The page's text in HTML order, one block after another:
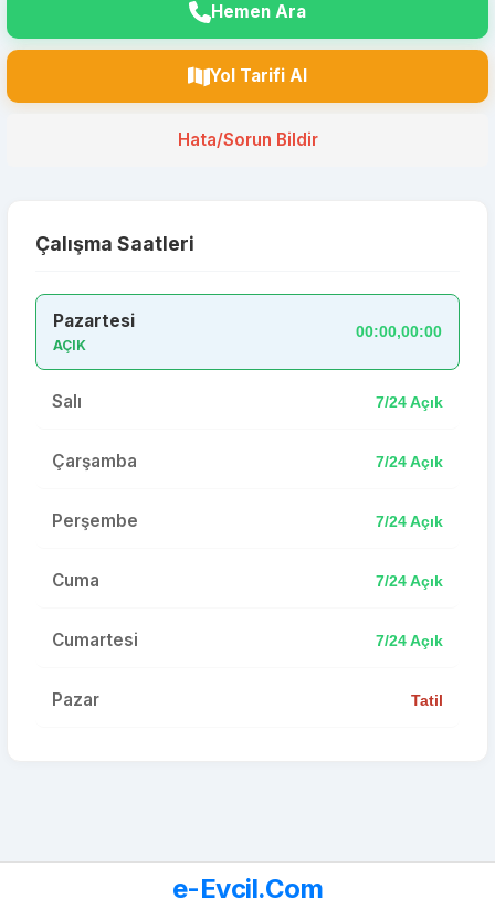
Hemen Ara
Yol Tarifi Al
Hata/Sorun Bildir
Çalışma Saatleri
Pazartesi
AÇIK
00:00,00:00
Salı 7/24 Açık
Çarşamba 7/24 Açık
Perşembe 7/24 Açık
Cuma 7/24 Açık
Cumartesi 7/24 Açık
Pazar Tatil
e-Evcil.Com